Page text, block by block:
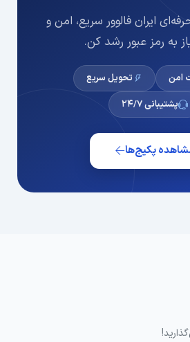
ایران فالوور سریع، امن و
به رمز عبور رشد کن.
امن
تحویل سریع
پشتیبانی ۲۴/۷
پکیج‌ها